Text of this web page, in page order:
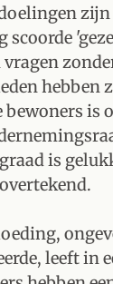
scoorde
is
is
leeft